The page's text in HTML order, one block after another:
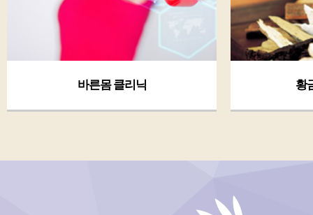
바른몸 클리닉 황금체질 클